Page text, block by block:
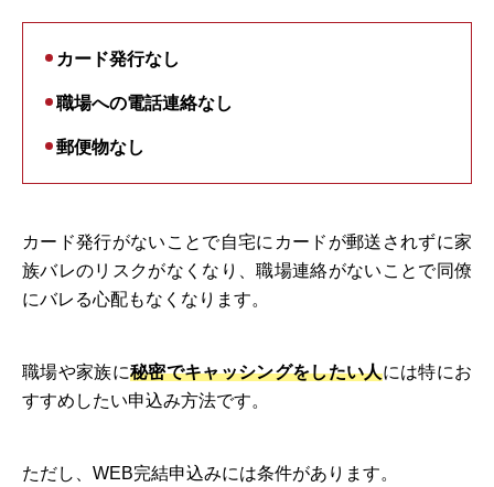
カード発行なし
職場への電話連絡なし
郵便物なし
カード発行がないことで自宅にカードが郵送されずに家
族バレのリスクがなくなり、職場連絡がないことで同僚
にバレる心配もなくなります。
職場や家族に秘密でキャッシングをしたい人には特にお
すすめしたい申込み方法です。
ただし、WEB完結申込みには条件があります。